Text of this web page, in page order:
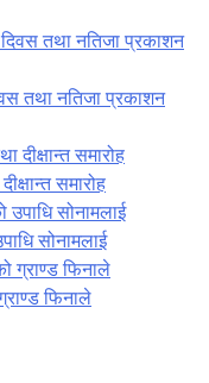
तथा नतिजा प्रकाशन
समारोह
सोनामलाई
फिनाले